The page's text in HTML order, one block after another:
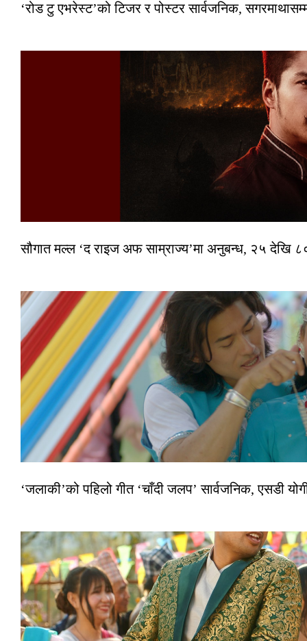
‘रोड टु एभरेस्ट’को टिजर र पोस्टर सार्वजनिक,
सौगात मल्ल ‘द राइज अफ साम्राज्य’मा अनुबन्ध, २५ देखि
‘जलाकी’को पहिलो गीत ‘चाँदी जलप’ सार्वजनिक, एसडी